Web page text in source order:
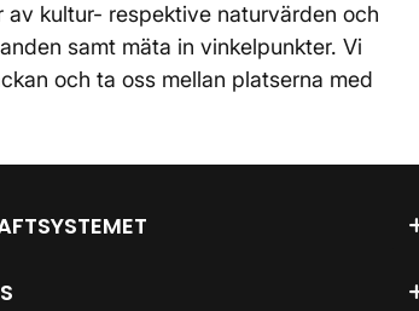
kultur- respektive naturvärden och
samt mäta in vinkelpunkter. Vi
och ta oss mellan platserna med